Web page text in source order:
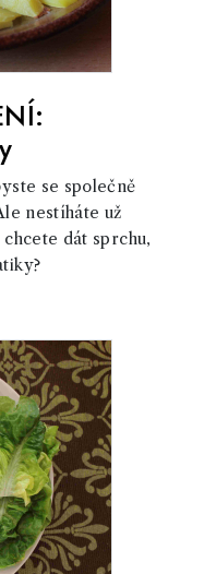
se společně
nestíháte už
dát sprchu,